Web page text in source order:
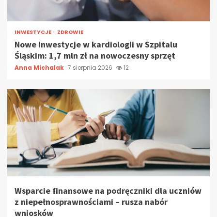
INWESTYCJE ZDROWIE
Nowe inwestycje w kardiologii w Szpitalu
Śląskim: 1,7 mln zł na nowoczesny sprzęt
Anna Michalak 7 sierpnia 2026 12
Wsparcie finansowe na podręczniki dla uczniów
z niepełnosprawnościami – rusza nabór
wniosków